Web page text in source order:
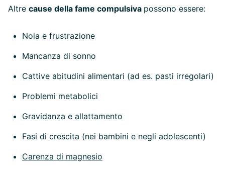
Altre cause della fame compulsiva possono essere:
Noia e frustrazione
Mancanza di sonno
Cattive abitudini alimentari (ad es. pasti irregolari)
Problemi metabolici
Gravidanza e allattamento
Fasi di crescita (nei bambini e negli adolescenti)
Carenza di magnesio